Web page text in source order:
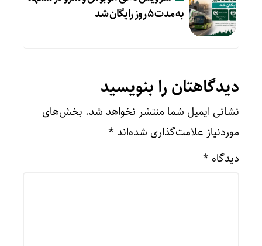
به مدت ۵ روز رایگان شد
دیدگاهتان را بنویسید
نشانی ایمیل شما منتشر نخواهد شد. بخش‌های
موردنیاز علامت‌گذاری شده‌اند *
دیدگاه *